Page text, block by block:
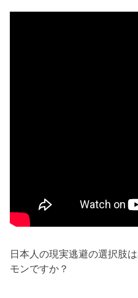
日本人の現実逃避の選択肢
モンですか？